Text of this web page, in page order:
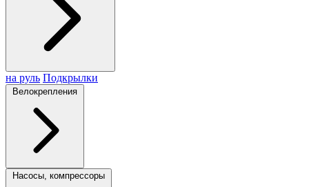
на руль Подкрылки
Велокрепления
Насосы, компрессоры